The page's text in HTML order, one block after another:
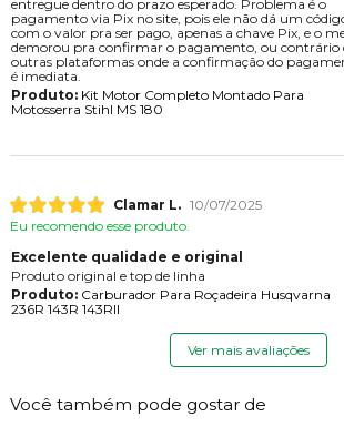
entregue dentro do prazo esperado. Problema é o
pagamento via Pix no site, pois ele não dá um
com o valor pra ser pago, apenas a chave Pix, e o
demorou pra confirmar o pagamento, ou contrário
outras plataformas onde a confirmação do
é imediata.
Produto:Kit Motor Completo Montado Para
Motosserra Stihl MS 180
Clamar L. 10/07/2025
Eu recomendo esse produto.
Excelente qualidade e original
Produto original e top de linha
Produto:Carburador Para Roçadeira Husqvarna
236R 143R 143RII
Ver mais avaliações
Você também pode gostar de